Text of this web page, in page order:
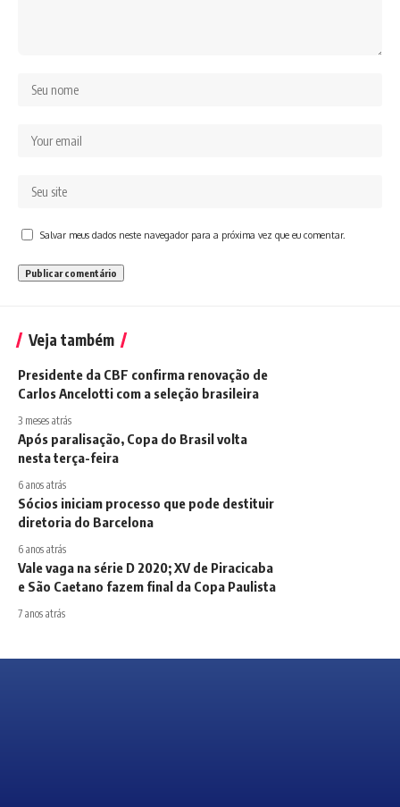
Salvar meus dados neste navegador para a próxima vez que eu comentar.
Veja também
Presidente da CBF confirma renovação de
Carlos Ancelotti com a seleção brasileira
3 meses atrás
Após paralisação, Copa do Brasil volta
nesta terça-feira
6 anos atrás
Sócios iniciam processo que pode destituir
diretoria do Barcelona
6 anos atrás
Vale vaga na série D 2020; XV de Piracicaba
e São Caetano fazem final da Copa Paulista
7 anos atrás